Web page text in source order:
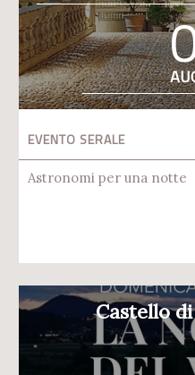
EVENTO SERALE
Astronomi per una notte
Castello